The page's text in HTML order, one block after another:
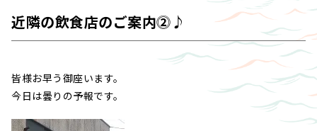
近隣の飲食店のご案内⓶♪
皆様お早う御座います。
今日は曇りの予報です。